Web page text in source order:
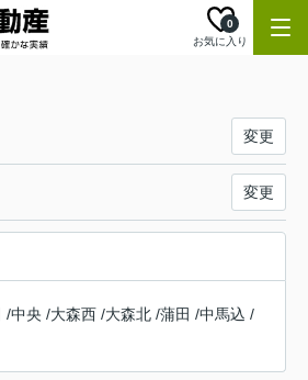
お気に入り
0
変更
変更
/中央 /大森西 /大森北 /蒲田 /中馬込 /